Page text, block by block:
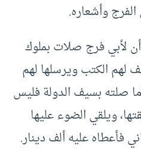
وأشعاره.
أن لأبي فرج صلات بملوك
لهم الكتب ويرسلها لهم
صلته بسيف الدولة فليس
ويلقي الضوء عليها
فأعطاه عليه ألف دينار.